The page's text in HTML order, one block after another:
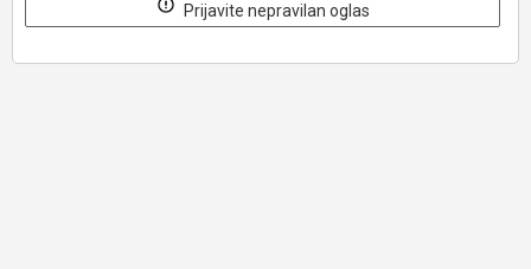
Prijavite nepravilan oglas